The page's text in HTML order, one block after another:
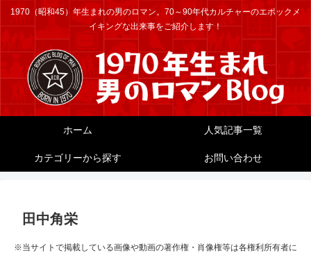
1970（昭和45）年生まれの男のロマン。70～90年代カルチャーのエポックメ
イキングな出来事をご紹介します！
ホーム 人気記事一覧
カテゴリーから探す お問い合わせ
田中角栄
※当サイトで掲載している画像や動画の著作権・肖像権等は各権利所有者に